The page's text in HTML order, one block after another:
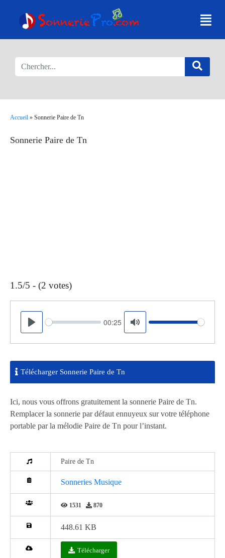
Accueil » Sonnerie Paire de Tn
Sonnerie Paire de Tn
1.5/5 - (2 votes)
Play
Seek 00:25
Mute
Volume
Télécharger Sonnerie Paire de Tn
Ici, nous vous offrons gratuitement la sonnerie Paire de Tn.
Remplacer la sonnerie par défaut ennuyeux sur votre téléphone
portable par la mélodie Paire de Tn pour l’instant.
Paire de Tn
Sonneries Musique
1531 870
448.61 KB
Télécharger